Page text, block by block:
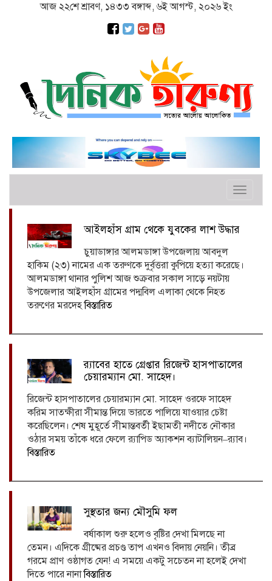
আজ ২২শে শ্রাবণ, ১৪৩৩ বঙ্গাব্দ, ৬ই আগস্ট, ২০২৬ ইং
Toggle
আইলহাঁস গ্রাম থেকে যুবকের লাশ উদ্ধার
চুয়াডাঙ্গার আলমডাঙ্গা উপজেলায় আবদুল
হাকিম (২৩) নামের এক তরুণকে দুর্বৃত্তরা কুপিয়ে হত্যা করেছে।
আলমডাঙ্গা থানার পুলিশ আজ শুক্রবার সকাল সাড়ে নয়টায়
উপজেলার আইলহাঁস গ্রামের পদ্মবিল এলাকা থেকে নিহত
তরুণের মরদেহবিস্তারিত
র‍্যাবের হাতে গ্রেপ্তার রিজেন্ট হাসপাতালের
চেয়ারম্যান মো. সাহেদ।
রিজেন্ট হাসপাতালের চেয়ারম্যান মো. সাহেদ ওরফে সাহেদ
করিম সাতক্ষীরা সীমান্ত দিয়ে ভারতে পালিয়ে যাওয়ার চেষ্টা
করেছিলেন। শেষ মুহূর্তে সীমান্তবর্তী ইছামতী নদীতে নৌকার
ওঠার সময় তাঁকে ধরে ফেলে র‍্যাপিড অ্যাকশন ব্যাটালিয়ন–র‍্যাব।
বিস্তারিত
সুস্থতার জন্য মৌসুমি ফল
বর্ষাকাল শুরু হলেও বৃষ্টির দেখা মিলছে না
তেমন। এদিকে গ্রীষ্মের প্রচণ্ড তাপ এখনও বিদায় নেয়নি। তীব্র
গরমে প্রাণ ওষ্ঠাগত যেন! এ সময়ে একটু সচেতন না হলেই দেখা
দিতে পারে নানাবিস্তারিত